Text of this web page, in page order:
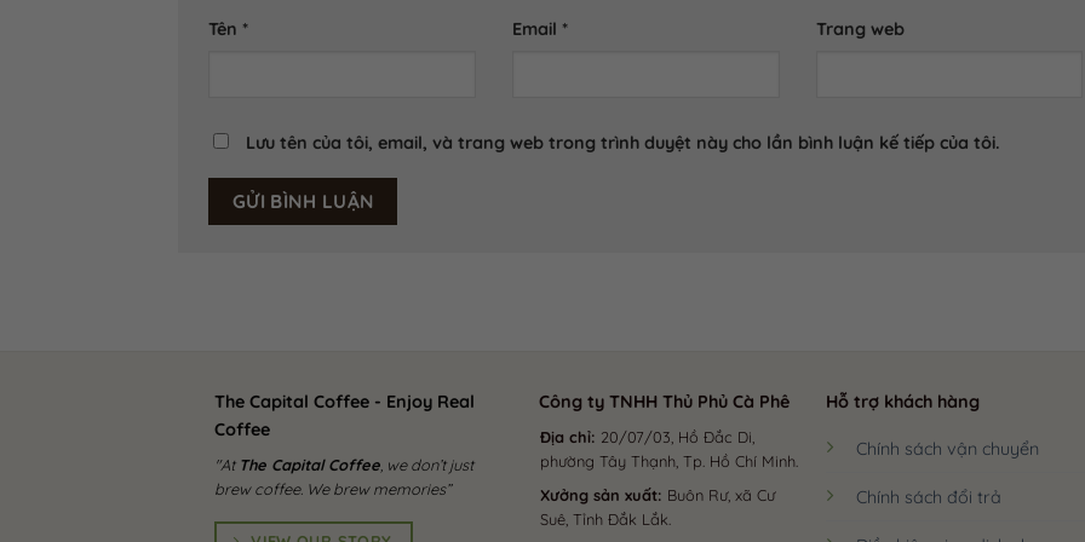
Tên * Email * Trang web
Lưu tên của tôi, email, và trang web trong trình duyệt này cho lần bình luận kế tiếp của tôi.
The Capital Coffee - Enjoy Real
Coffee
"At The Capital Coffee, we don’t just
brew coffee. We brew memories”
Công ty TNHH Thủ Phủ Cà Phê
Địa chỉ: 20/07/03, Hồ Đắc Di,
phường Tây Thạnh, Tp. Hồ Chí Minh.
Xưởng sản xuất: Buôn Rư, xã Cư
Suê, Tỉnh Đắk Lắk.
Hỗ trợ khách hàng
Chính sách vận chuyển
Chính sách đổi trả